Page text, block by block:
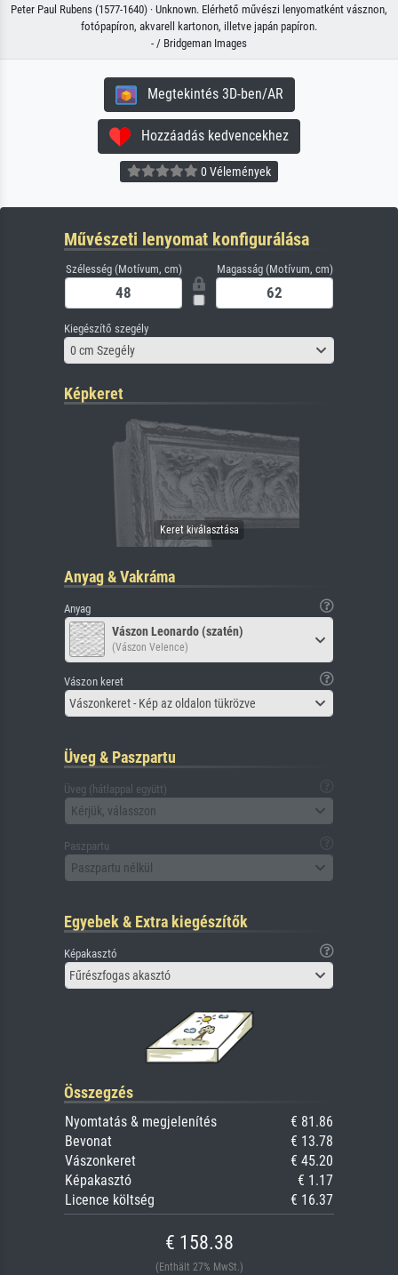
Peter Paul Rubens (1577-1640) · Unknown. Elérhető művészi lenyomatként vásznon,
fotópapíron, akvarell kartonon, illetve japán papíron.
- / Bridgeman Images
Megtekintés 3D-ben/AR
Hozzáadás kedvencekhez
0 Vélemények
Művészeti lenyomat konfigurálása
Szélesség (Motívum, cm) Magasság (Motívum, cm)
Kiegészítő szegély
0 cm Szegély
Képkeret
Anyag & Vakráma
Anyag
Vászon Leonardo (szatén)
(Vászon Velence)
Vászon keret
Vászonkeret - Kép az oldalon tükrözve
Üveg & Paszpartu
Üveg (hátlappal együtt)
Kérjük, válasszon
Paszpartu
Paszpartu nélkül
Egyebek & Extra kiegészítők
Képakasztó
Fűrészfogas akasztó
Összegzés
Nyomtatás & megjelenítés
€ 81.86
Bevonat
€ 13.78
Vászonkeret
€ 45.20
Képakasztó
€ 1.17
Licence költség
€ 16.37
€ 158.38
(Enthält 27% MwSt.)